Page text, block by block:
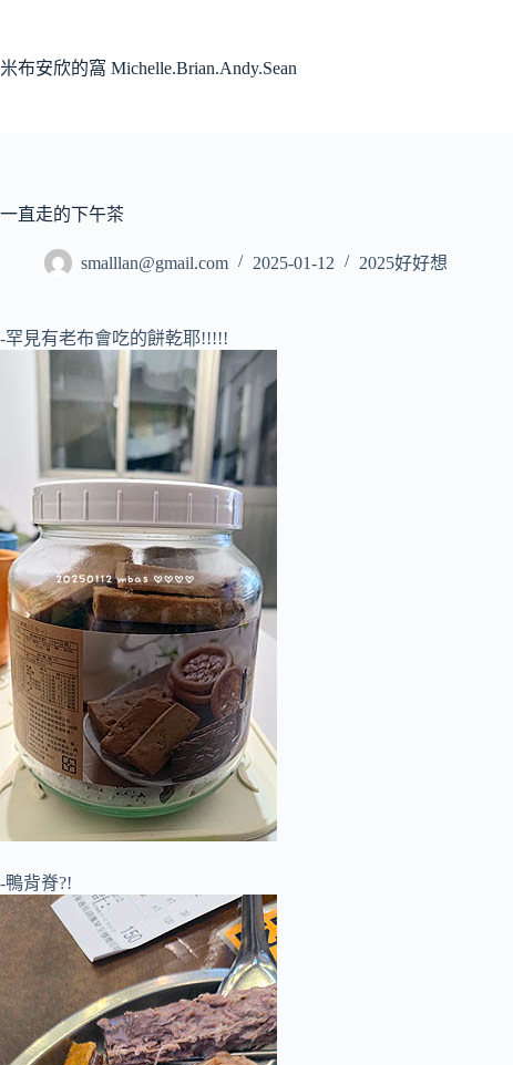
主
米布安欣的窩 Michelle.Brian.Andy.Sean
一直走的下午茶
smalllan@gmail.com 2025-01-12 2025好好想
-罕見有老布會吃的餅乾耶!!!!!
-鴨背脊?!